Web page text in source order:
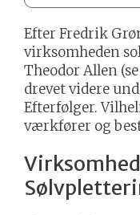
Efter Fredrik
virksomheden
Theodor Allen
drevet videre
Efterfølger.
værkfører og